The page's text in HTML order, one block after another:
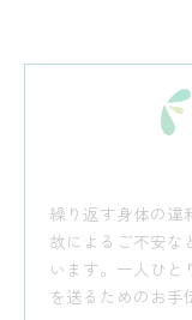
繰り返す身体の違
故によるご不安な
います。一人ひと
を送るためのお手